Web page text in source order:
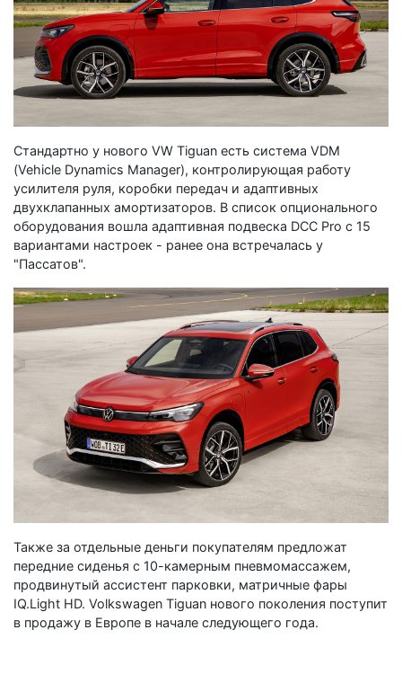
Стандартно у нового VW Tiguan есть система VDM
(Vehicle Dynamics Manager), контролирующая работу
усилителя руля, коробки передач и адаптивных
двухклапанных амортизаторов. В список опционального
оборудования вошла адаптивная подвеска DCC Pro с 15
вариантами настроек - ранее она встречалась у
"Пассатов".
Также за отдельные деньги покупателям предложат
передние сиденья с 10-камерным пневмомассажем,
продвинутый ассистент парковки, матричные фары
IQ.Light HD. Volkswagen Tiguan нового поколения поступит
в продажу в Европе в начале следующего года.